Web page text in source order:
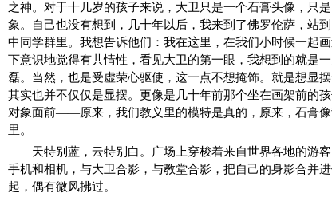
之神。对于十几岁的孩子来说，大卫只是一个石膏头像，只
象。自己也没有想到，几十年以后，我来到了佛罗伦萨，站
中同学群里。我想告诉他们：我在这里，在我们小时候一起
下意识地觉得有共情性，看见大卫的第一眼，我想到的就是
磊。当然，也是受虚荣心驱使，这一点不想掩饰。就是想显
其实也并不仅仅是显摆。更像是几十年前那个坐在画架前的
对象面前——原来，我们教义里的模特是真的，原来，石膏
里。
天特别蓝，云特别白。广场上穿梭着来自世界各地的游
手机和相机，与大卫合影，与教堂合影，把自己的身影合并
起，偶有微风拂过。